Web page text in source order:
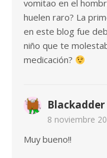
vomitao en el
huelen raro? La
en este blog fue
niño que te
medicación?
Blackadder
8 noviembre
Muy bueno!!